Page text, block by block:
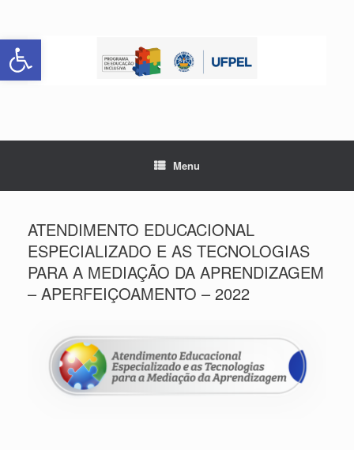
Abrir a barra de ferramentas
content
Menu
ATENDIMENTO EDUCACIONAL
ESPECIALIZADO E AS TECNOLOGIAS
PARA A MEDIAÇÃO DA APRENDIZAGEM
– APERFEIÇOAMENTO – 2022